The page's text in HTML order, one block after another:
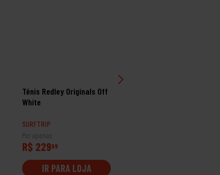
Tênis Redley Originals Off
White
SURFTRIP
Por apenas
R$ 22999
IR PARA LOJA